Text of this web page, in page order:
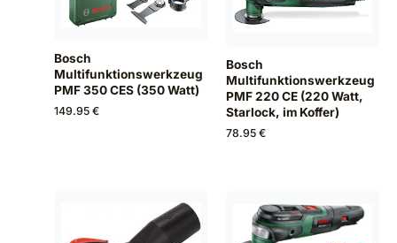
Bosch
Multifunktionswerkzeug
PMF 350 CES (350 Watt)
149.95 €
Bosch
Multifunktionswerkzeug
PMF 220 CE (220 Watt,
Starlock, im Koffer)
78.95 €